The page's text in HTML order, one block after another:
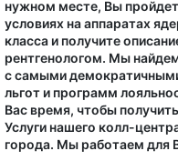
нужном месте, Вы
условиях на аппаратах
класса и получите
рентгенологом. Мы
с самыми
льгот и программ
Вас время, чтобы
Услуги нашего колл-
города. Мы работаем для